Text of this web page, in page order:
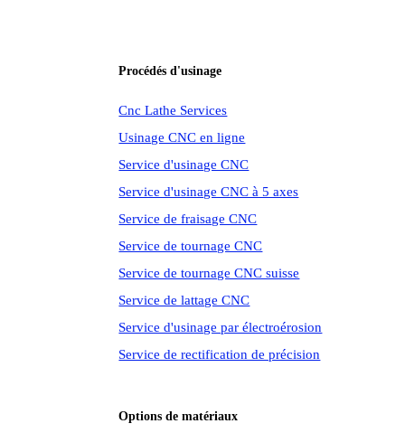
Procédés d'usinage
Cnc Lathe Services
Usinage CNC en ligne
Service d'usinage CNC
Service d'usinage CNC à 5 axes
Service de fraisage CNC
Service de tournage CNC
Service de tournage CNC suisse
Service de lattage CNC
Service d'usinage par électroérosion
Service de rectification de précision
Options de matériaux